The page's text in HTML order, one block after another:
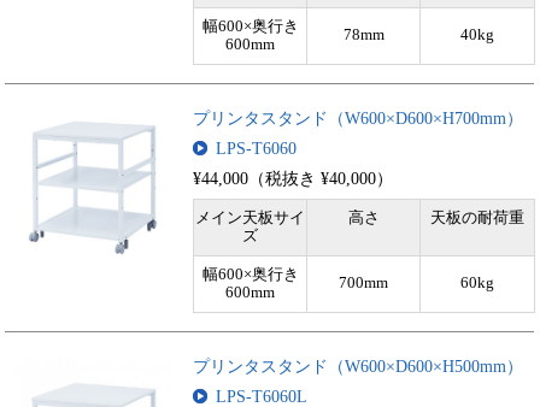
幅600×奥行き
600mm
78mm 40kg
プリンタスタンド（W600×D600×H700mm）
LPS-T6060
¥44,000（税抜き ¥40,000）
メイン天板サイ
ズ
高さ 天板の耐荷重
幅600×奥行き
600mm
700mm 60kg
プリンタスタンド（W600×D600×H500mm）
LPS-T6060L